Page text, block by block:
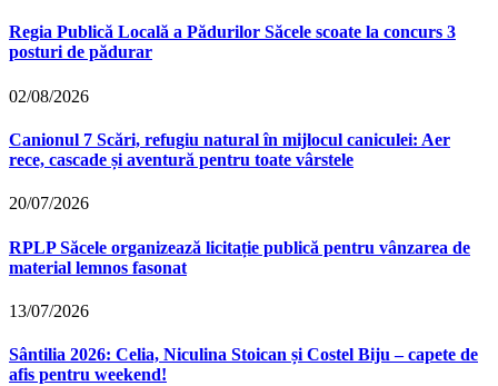
Regia Publică Locală a Pădurilor Săcele scoate la concurs 3
posturi de pădurar
02/08/2026
Canionul 7 Scări, refugiu natural în mijlocul caniculei: Aer
rece, cascade și aventură pentru toate vârstele
20/07/2026
RPLP Săcele organizează licitație publică pentru vânzarea de
material lemnos fasonat
13/07/2026
Sântilia 2026: Celia, Niculina Stoican și Costel Biju – capete de
afis pentru weekend!